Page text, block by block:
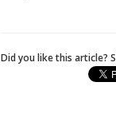
Did you like this article?